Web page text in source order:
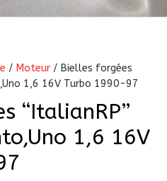
/ Moteur / Bielles forgées
1,6 16V Turbo 1990-97
“ItalianRP”
1,6 16V